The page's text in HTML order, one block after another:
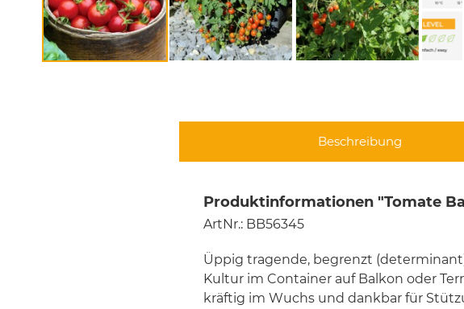
Beschreibung
Produktinformationen "Tomate
ArtNr.: BB56345
Üppig tragende, begrenzt
Kultur im Container auf Balkon oder
kräftig im Wuchs und dankbar für